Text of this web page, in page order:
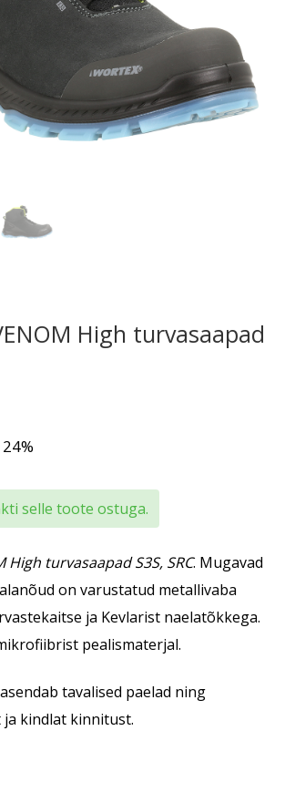
High turvasaapad
selle toote ostuga.
High turvasaapad S3S, SRC. Mugavad
on varustatud metallivaba
ja Kevlarist naelatõkkega.
pealismaterjal.
tavalised paelad ning
kindlat kinnitust.